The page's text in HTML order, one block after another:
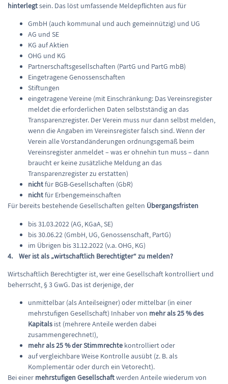
hinterlegtsein. Das löst umfassende Meldepflichten aus für
GmbH (auch kommunal und auch gemeinnützig) und UG
AG und SE
KG auf Aktien
OHG und KG
Partnerschaftsgesellschaften (PartG und PartG mbB)
Eingetragene Genossenschaften
Stiftungen
eingetragene Vereine (mit Einschränkung: Das Vereinsregister
meldet die erforderlichen Daten selbstständig an das
Transparenzregister. Der Verein muss nur dann selbst melden,
wenn die Angaben im Vereinsregister falsch sind. Wenn der
Verein alle Vorstandänderungen ordnungsgemäß beim
Vereinsregister anmeldet – was er ohnehin tun muss – dann
braucht er keine zusätzliche Meldung an das
Transparenzregister zu erstatten)
nichtfür BGB-Gesellschaften (GbR)
nichtfür Erbengemeinschaften
Für bereits bestehende Gesellschaften gelten Übergangsfristen
bis 31.03.2022 (AG, KGaA, SE)
bis 30.06.22 (GmbH, UG, Genossenschaft, PartG)
im Übrigen bis 31.12.2022 (v.a. OHG, KG)
4. Wer ist als „wirtschaftlich Berechtigter“ zu melden?
Wirtschaftlich Berechtigter ist, wer eine Gesellschaft kontrolliert und
beherrscht, § 3 GwG. Das ist derjenige, der
unmittelbar (als Anteilseigner) oder mittelbar (in einer
mehrstufigen Gesellschaft) Inhaber von mehr als 25 % des
Kapitals ist (mehrere Anteile werden dabei
zusammengerechnet!),
mehr als 25 % der Stimmrechte kontrolliert oder
auf vergleichbare Weise Kontrolle ausübt (z. B. als
Komplementär oder durch ein Vetorecht).
Bei einer mehrstufigen Gesellschaftwerden Anteile wiederum von